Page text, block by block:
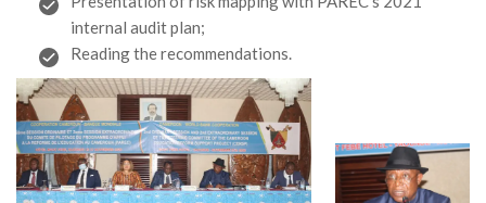
internal audit plan;
Reading the recommendations.